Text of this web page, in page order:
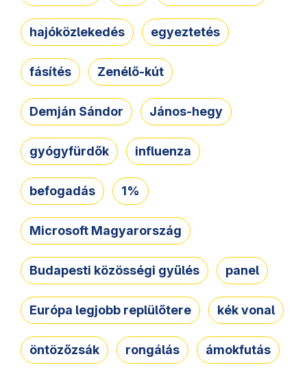
hajóközlekedés egyeztetés
fásítés Zenélő-kút
Demján Sándor János-hegy
gyógyfürdők influenza
befogadás 1%
Microsoft Magyarország
Budapesti közösségi gyűlés panel
Európa legjobb replülőtere kék vonal
öntözőzsák rongálás ámokfutás